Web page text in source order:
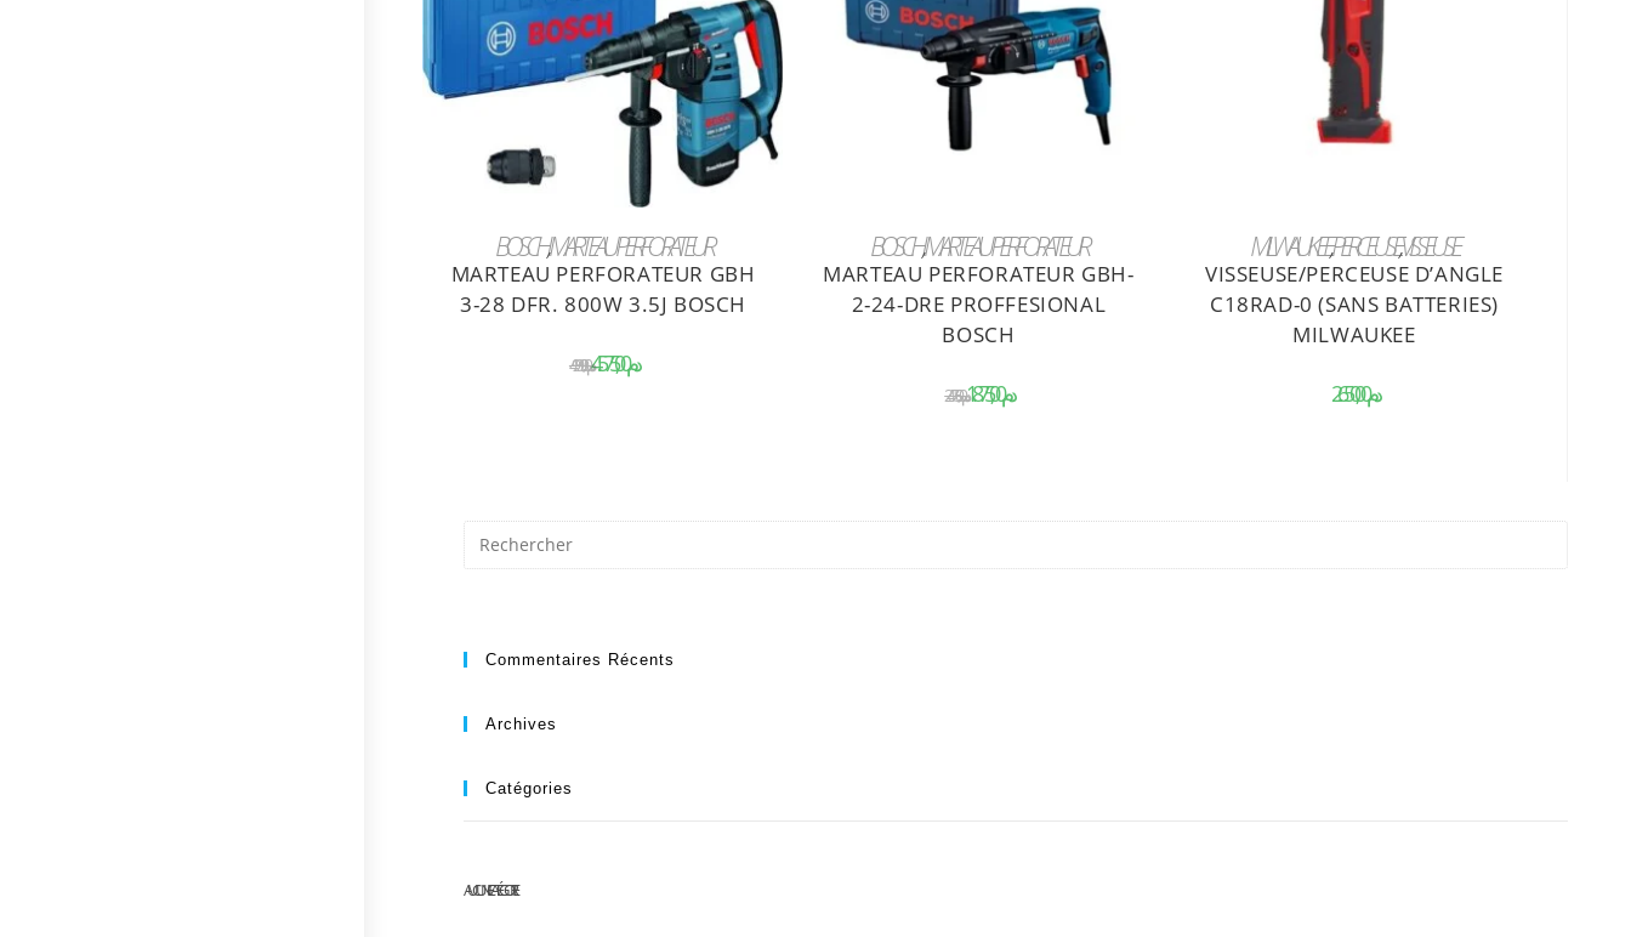
BOSCH,MARTEAU PERFORATEUR
MARTEAU PERFORATEUR GBH
3-28 DFR. 800W 3.5J BOSCH
د.م.
4.999,00 د.م.
4.575,00
BOSCH,MARTEAU PERFORATEUR
MARTEAU PERFORATEUR GBH-
2-24-DRE PROFFESIONAL
BOSCH
د.م.
2.475,00 د.م.
1.875,00
MILWAUKEE,PERCEUSE,VISSEUSE
VISSEUSE/PERCEUSE D’ANGLE
C18RAD-0 (SANS BATTERIES)
MILWAUKEE
د.م.
2.650,00
Commentaires Récents
Archives
Catégories
AUCUNE CATÉGORIE